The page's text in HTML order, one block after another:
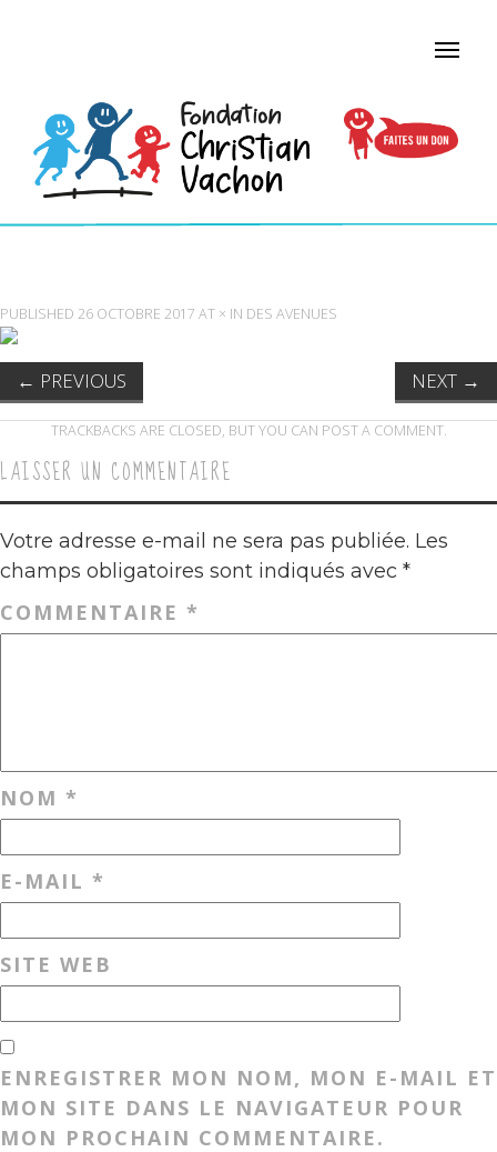
PUBLISHED 26 OCTOBRE 2017 AT × IN DES AVENUES
← PREVIOUS NEXT →
TRACKBACKS ARE CLOSED, BUT YOU CAN POST A COMMENT.
LAISSER UN COMMENTAIRE
Votre adresse e-mail ne sera pas publiée. Les
champs obligatoires sont indiqués avec *
COMMENTAIRE *
NOM *
E-MAIL *
SITE WEB
ENREGISTRER MON NOM, MON E-MAIL ET
MON SITE DANS LE NAVIGATEUR POUR
MON PROCHAIN COMMENTAIRE.